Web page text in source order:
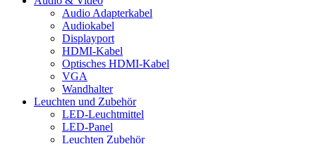
Audio Adapterkabel
Audiokabel
Displayport
HDMI-Kabel
Optisches HDMI-Kabel
VGA
Wandhalter
Leuchten und Zubehör
LED-Leuchtmittel
LED-Panel
Leuchten Zubehör